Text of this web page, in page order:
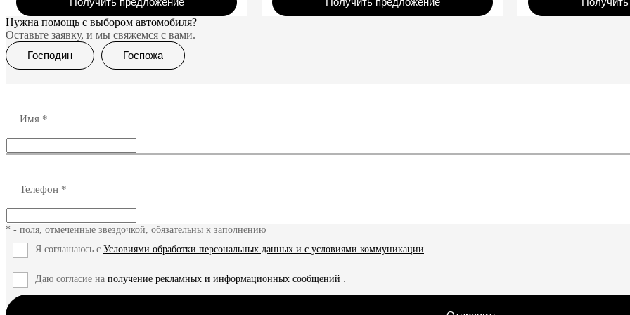
Нужна помощь с выбором автомобиля?
Оставьте заявку, и мы свяжемся с вами.
Господин
Госпожа
Имя *
Телефон *
* - поля, отмеченные звездочкой, обязательны к заполнению
Я соглашаюсь с Условиями обработки персональных данных и с условиями коммуникации .
Даю согласие на получение рекламных и информационных сообщений .